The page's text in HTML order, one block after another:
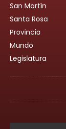
San Martín
Santa Rosa
Provincia
Mundo
Legislatura